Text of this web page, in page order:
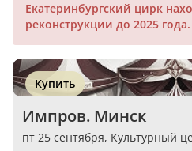
Екатеринбургский цирк
реконструкции до 2025 года.
Купить
Импров. Минск
пт 25 сентября, Культурный